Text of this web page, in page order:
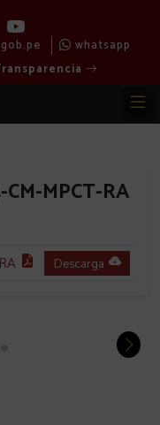
whatsapp
MPCT-RA
Descarga